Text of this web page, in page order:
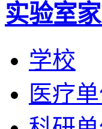
实验室
学校
医疗